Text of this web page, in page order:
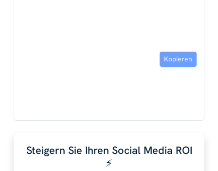
Kopieren
Steigern Sie Ihren Social Media ROI
⚡️